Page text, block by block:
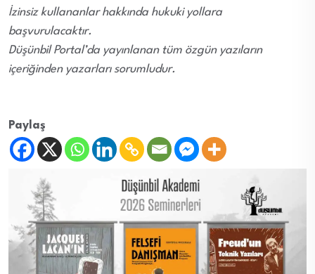
İzinsiz kullananlar hakkında hukuki yollara
başvurulacaktır.
Düşünbil Portal’da yayınlanan tüm özgün yazıların
içeriğinden yazarları sorumludur.
Paylaş